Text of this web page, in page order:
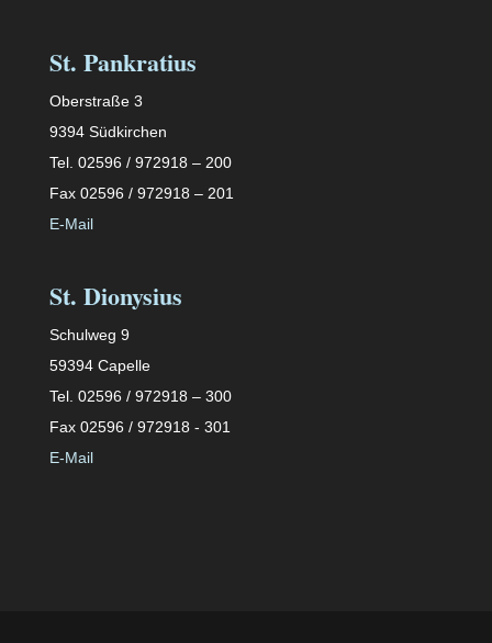
St. Pankratius
Oberstraße 3
9394 Südkirchen
Tel. 02596 / 972918 – 200
Fax 02596 / 972918 – 201
E-Mail
St. Dionysius
Schulweg 9
59394 Capelle
Tel. 02596 / 972918 – 300
Fax 02596 / 972918 - 301
E-Mail